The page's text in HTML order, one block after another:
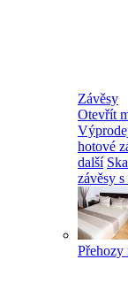
Závěsy
Otevřít
hotové
další
závěsy
Přehozy